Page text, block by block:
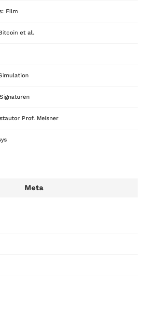
Film
et al.
Prof. Meisner
Meta